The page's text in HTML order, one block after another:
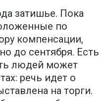
затишье. Пока
по
компенсации,
до сентября. Есть
людей может
речь идет о
на торги.